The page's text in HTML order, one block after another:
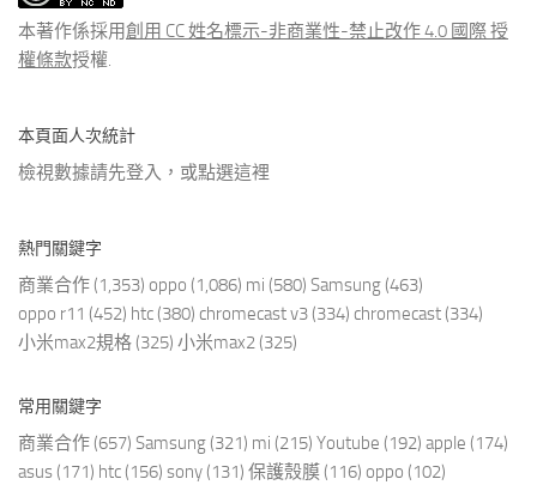
章
本著作係採用創用 CC 姓名標示-非商業性-禁止改作 4.0 國際 授
權條款授權.
本頁面人次統計
檢視數據請先登入，或點選這裡
熱門關鍵字
商業合作 (1,353) oppo (1,086) mi (580) Samsung (463)
oppo r11 (452) htc (380) chromecast v3 (334) chromecast (334)
小米max2規格 (325) 小米max2 (325)
常用關鍵字
商業合作 (657) Samsung (321) mi (215) Youtube (192) apple (174)
asus (171) htc (156) sony (131) 保護殼膜 (116) oppo (102)